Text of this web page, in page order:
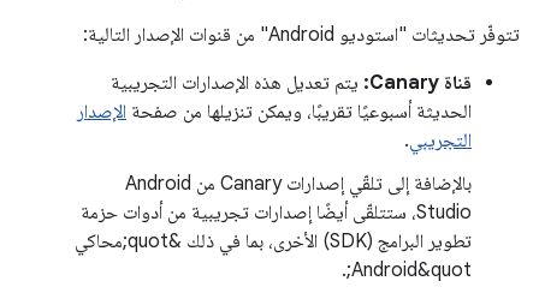
تتوفّر تحديثات "استوديو Android" من قنوات الإصدار التالية:
قناة Canary:
يتم تعديل هذه الإصدارات التجريبية
الحديثة أسبوعيًا تقريبًا، ويمكن تنزيلها من صفحة الإصدار
التجريبي.
بالإضافة إلى تلقّي إصدارات Canary من Android
Studio، ستتلقّى أيضًا إصدارات تجريبية من أدوات حزمة
تطوير البرامج (SDK) الأخرى، بما في ذلك &quot;محاكي
Android&quot;.